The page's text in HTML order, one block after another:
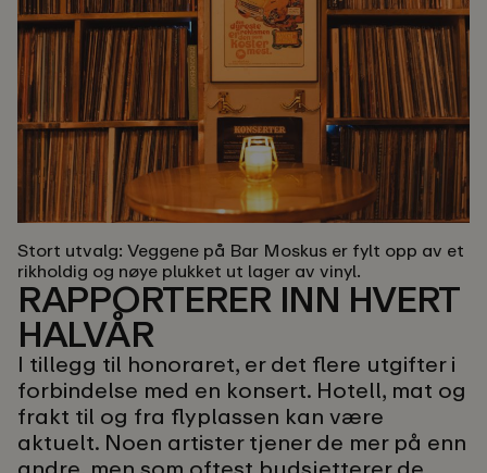
Stort utvalg: Veggene på Bar Moskus er fylt opp av et
rikholdig og nøye plukket ut lager av vinyl.
RAPPORTERER INN HVERT
HALVÅR
I tillegg til honoraret, er det flere utgifter i
forbindelse med en konsert. Hotell, mat og
frakt til og fra flyplassen kan være
aktuelt. Noen artister tjener de mer på enn